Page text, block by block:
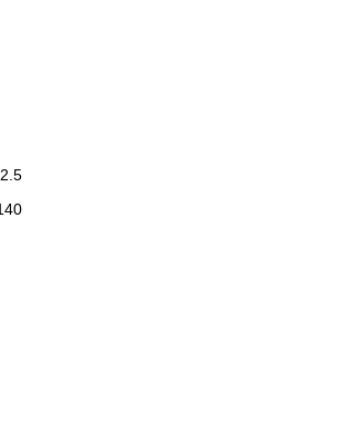
к стене для обеспечения
оставляет за собой
изделия, не ухудшающие его
товара.
2.5